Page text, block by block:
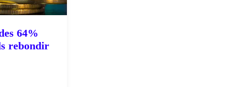
64%
rebondir